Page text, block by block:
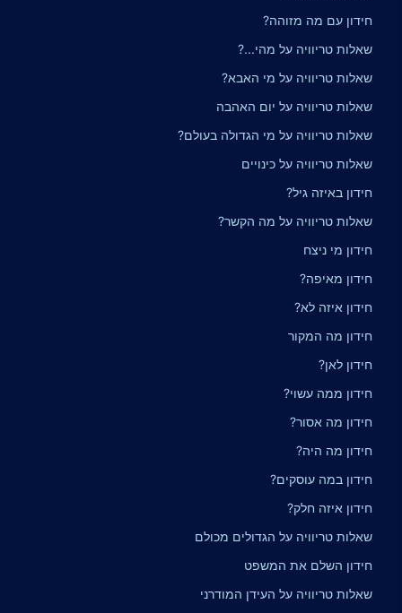
חידון עם מה מזוהה?
שאלות טריוויה על מהי...?
שאלות טריוויה על מי האבא?
שאלות טריוויה על יום האהבה
שאלות טריוויה על מי הגדולה בעולם?
שאלות טריוויה על כינויים
חידון באיזה גיל?
שאלות טריוויה על מה הקשר?
חידון מי ניצח
חידון מאיפה?
חידון איזה לא?
חידון מה המקור
חידון לאן?
חידון ממה עשוי?
חידון מה אסור?
חידון מה היה?
חידון במה עוסקים?
חידון איזה חלק?
שאלות טריוויה על הגדולים מכולם
חידון השלם את המשפט
שאלות טריוויה על העידן המודרני